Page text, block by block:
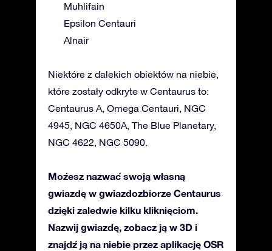
Muhlifain
Epsilon Centauri
Alnair
Niektóre z dalekich obiektów na niebie,
które zostały odkryte w Centaurus to:
Centaurus A, Omega Centauri, NGC
4945, NGC 4650A, The Blue Planetary,
NGC 4622, NGC 5090.
Możesz nazwać swoją własną
gwiazdę w gwiazdozbiorze Centaurus
dzięki zaledwie kilku kliknięciom.
Nazwij gwiazdę, zobacz ją w 3D i
znajdź ją na niebie przez aplikację OSR